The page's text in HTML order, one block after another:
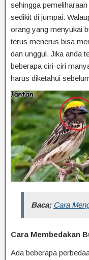
sehingga
sedikit di jumpai.
orang yang menyukai
terus menerus bisa
dan unggul. Jika anda
beberapa ciri-ciri
harus diketahui
Baca; Cara
Cara Membedakan
Ada beberapa